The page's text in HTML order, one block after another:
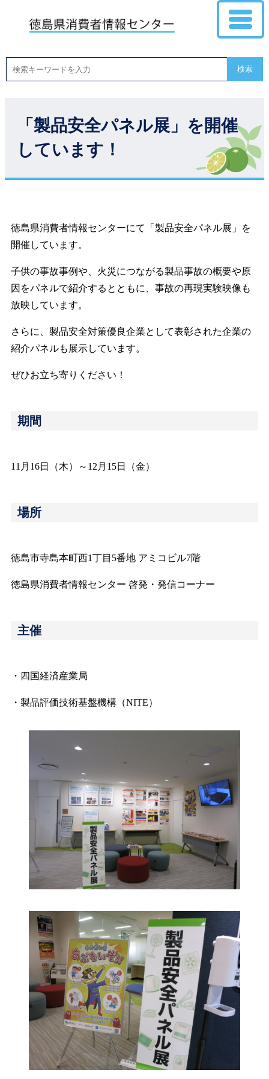
検索
「製品安全パネル展」を開催
しています！
徳島県消費者情報センターにて「製品安全パネル展」を
開催しています。
子供の事故事例や、火災につながる製品事故の概要や原
因をパネルで紹介するとともに、事故の再現実験映像も
放映しています。
さらに、製品安全対策優良企業として表彰された企業の
紹介パネルも展示しています。
ぜひお立ち寄りください！
期間
11月16日（木）～12月15日（金）
場所
徳島市寺島本町西1丁目5番地 アミコビル7階
徳島県消費者情報センター 啓発・発信コーナー
主催
・四国経済産業局
・製品評価技術基盤機構（NITE）